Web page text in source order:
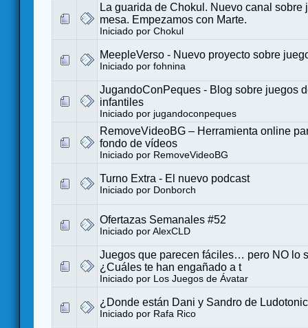
La guarida de Chokul. Nuevo canal sobre
mesa. Empezamos con Marte.
Iniciado por Chokul
MeepleVerso - Nuevo proyecto sobre
Iniciado por fohnina
JugandoConPeques - Blog sobre juegos
infantiles
Iniciado por jugandoconpeques
RemoveVideoBG – Herramienta online
fondo de vídeos
Iniciado por RemoveVideoBG
Turno Extra - El nuevo podcast
Iniciado por Donborch
Ofertazas Semanales #52
Iniciado por AlexCLD
Juegos que parecen fáciles… pero NO lo
¿Cuáles te han engañado a t
Iniciado por Los Juegos de Ávatar
¿Donde están Dani y Sandro de
Iniciado por Rafa Rico